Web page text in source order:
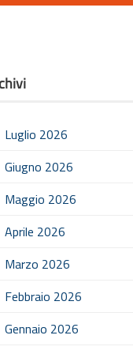
Luglio 2026
Giugno 2026
Maggio 2026
Aprile 2026
Marzo 2026
Febbraio 2026
Gennaio 2026